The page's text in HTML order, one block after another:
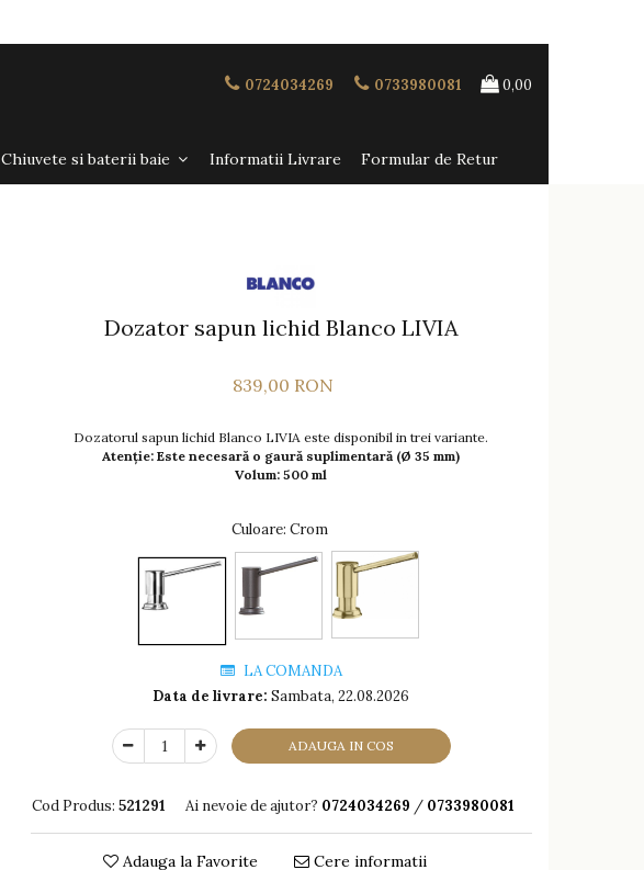
0724034269 0733980081 0,00
Chiuvete si baterii baie Informatii Livrare Formular de Retur
Dozator sapun lichid Blanco LIVIA
839,00 RON
Dozatorul sapun lichid Blanco LIVIA este disponibil in trei variante.
Atenție: Este necesară o gaură suplimentară (Ø 35 mm)
Volum: 500 ml
Culoare: Crom
LA COMANDA
Data de livrare: Sambata, 22.08.2026
ADAUGA IN COS
Cod Produs: 521291 Ai nevoie de ajutor? 0724034269 / 0733980081
Adauga la Favorite Cere informatii